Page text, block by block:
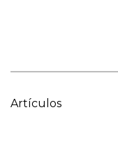
Artículos